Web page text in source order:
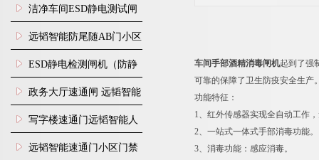
闸安装
洁净车间ESD静电测试闸
机
远韬智能防尾随AB门小区
门禁闸机安装
​ESD静电检测闸机（防静
电门禁通道系统）
政务大厅速通闸 远韬智能
防尾随静音速通门
写字楼速通门远韬智能人
脸识别快速通道闸
远韬智能速通门小区门禁
车间手部酒精消毒闸机起到了强
可靠的保障了卫生防疫安全生产
功能特征：
1、红外传感器实现全自动工作
2、一站式一体式手部消毒功能。
3、消毒功能：感应消毒。